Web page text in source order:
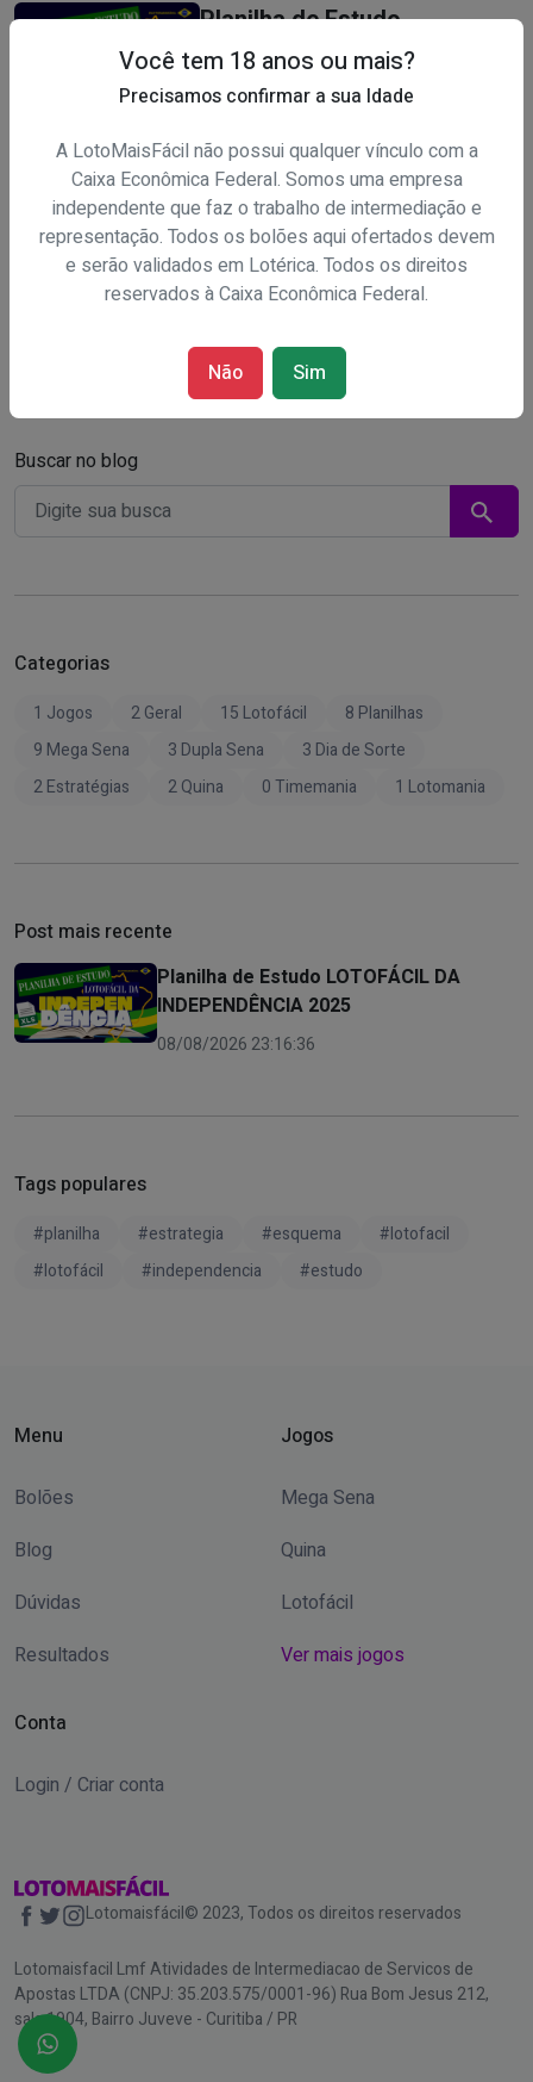
Planilha de Estudo
LOTOFÁCIL DA
INDEPENDÊNCIA 2025
[Planilha] Lotofácil 21
Dezenas fechando 14 Pontos
CORRIGIDA
28/11/2023 11:25:00
Buscar no blog
Categorias
1 Jogos 2 Geral 15 Lotofácil
8 Planilhas
9 Mega Sena
3 Dupla Sena
3 Dia de Sorte
2 Estratégias
2 Quina 0 Timemania 1 Lotomania
Post mais recente
Planilha de Estudo LOTOFÁCIL DA
INDEPENDÊNCIA 2025
08/08/2026 23:16:36
Tags populares
#planilha #estrategia #esquema
#lotofacil
#lotofácil
#independencia #estudo
Menu
Bolões
Blog
Dúvidas
Resultados
Jogos
Mega Sena
Quina
Lotofácil
Ver mais jogos
Conta
Login / Criar conta
Lotomaisfácil© 2023, Todos os direitos reservados
Lotomaisfacil Lmf Atividades de Intermediacao de Servicos de
Apostas LTDA (CNPJ: 35.203.575/0001-96) Rua Bom Jesus 212,
sala 1904, Bairro Juveve - Curitiba / PR
Você tem 18 anos ou mais?
Precisamos confirmar a sua Idade
A LotoMaisFácil não possui qualquer vínculo com a
Caixa Econômica Federal. Somos uma empresa
independente que faz o trabalho de intermediação e
representação. Todos os bolões aqui ofertados devem
e serão validados em Lotérica. Todos os direitos
reservados à Caixa Econômica Federal.
Não Sim